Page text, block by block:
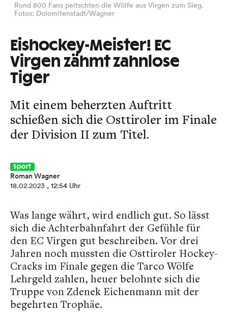
Rund 800 Fans peitschten die Wölfe aus Virgen zum Sieg.
Fotos: Dolomitenstadt/Wagner
Eishockey-Meister! EC
Virgen zähmt zahnlose
Tiger
Mit einem beherzten Auftritt
schießen sich die Osttiroler im Finale
der Division II zum Titel.
Sport
Roman Wagner
18.02.2023 , 12:54 Uhr
Was lange währt, wird endlich gut. So lässt
sich die Achterbahnfahrt der Gefühle für
den EC Virgen gut beschreiben. Vor drei
Jahren noch mussten die Osttiroler Hockey-
Cracks im Finale gegen die Tarco Wölfe
Lehrgeld zahlen, heuer belohnte sich die
Truppe von Zdenek Eichenmann mit der
begehrten Trophäe.